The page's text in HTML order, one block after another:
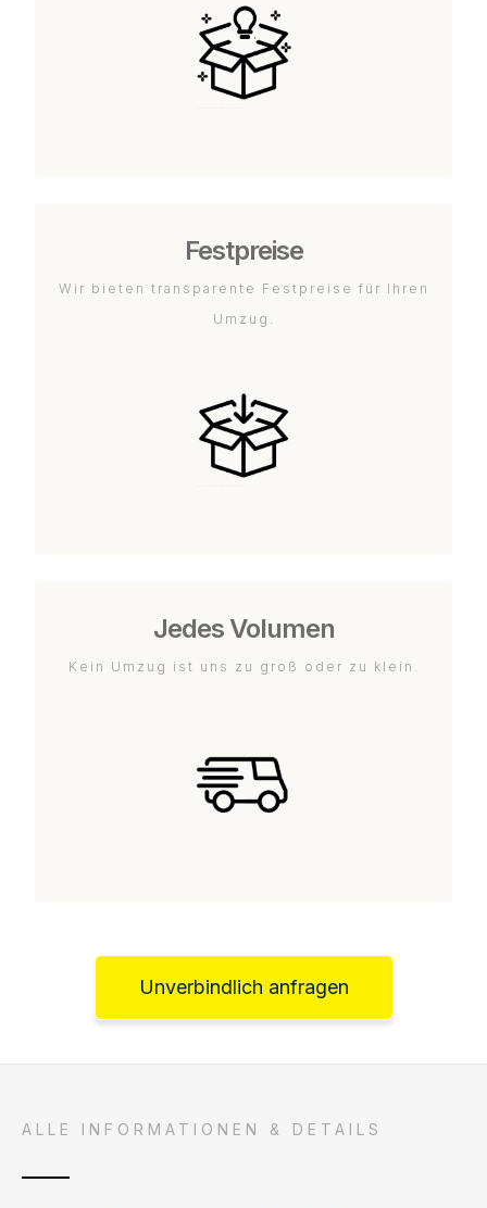
Festpreise
Wir bieten transparente Festpreise für Ihren
Umzug.
Jedes Volumen
Kein Umzug ist uns zu groß oder zu klein.
Unverbindlich anfragen
ALLE INFORMATIONEN & DETAILS